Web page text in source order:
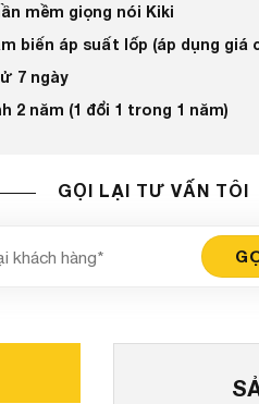
mềm giọng nói Kiki
biến áp suất lốp (áp dụng giá
7 ngày
2 năm (1 đổi 1 trong 1 năm)
GỌI LẠI TƯ VẤN TÔI